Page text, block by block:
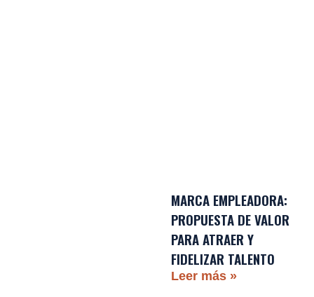
MARCA EMPLEADORA:
PROPUESTA DE VALOR
PARA ATRAER Y
FIDELIZAR TALENTO
Leer más »